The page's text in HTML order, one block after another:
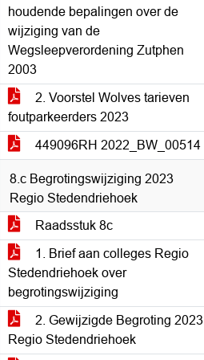
houdende bepalingen over de
wijziging van de
Wegsleepverordening Zutphen
2003
2. Voorstel Wolves tarieven
foutparkeerders 2023
449096RH 2022_BW_00514
8.c Begrotingswijziging 2023
Regio Stedendriehoek
Raadsstuk 8c
1. Brief aan colleges Regio
Stedendriehoek over
begrotingswijziging
2. Gewijzigde Begroting 2023
Regio Stedendriehoek